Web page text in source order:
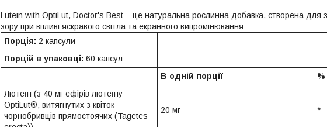
Lutein with OptiLut, Doctor's Best – це натуральна рослинна добавка, створена для
зору при впливі яскравого світла та екранного випромінювання
Порція: 2 капсули
Порцій в упаковці: 60 капсул
В одній порції
Лютеїн (з 40 мг ефірів лютеїну
OptiLut®, витягнутих з квіток
чорнобривців прямостоячих (Tagetes
20 мг *